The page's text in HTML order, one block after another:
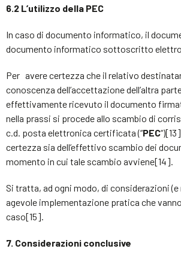
6.2 L’utilizzo della PEC
In caso di documento informatico, il
documento informatico sottoscritto
Per avere certezza che il relativo
conoscenza dell’accettazione dell’altra
effettivamente ricevuto il documento
nella prassi si procede allo scambio di
c.d. posta elettronica certificata (“PEC
certezza sia dell’effettivo scambio dei
momento in cui tale scambio avviene[14].
Si tratta, ad ogni modo, di considerazioni
agevole implementazione pratica che
caso[15].
7. Considerazioni conclusive